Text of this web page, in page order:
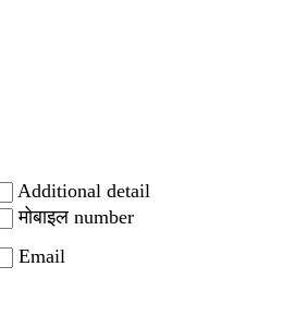
Additional detail
मोबाइल number
Email